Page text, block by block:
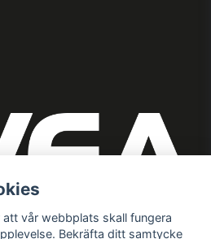
vår webbplats skall fungera
Bekräfta ditt samtycke